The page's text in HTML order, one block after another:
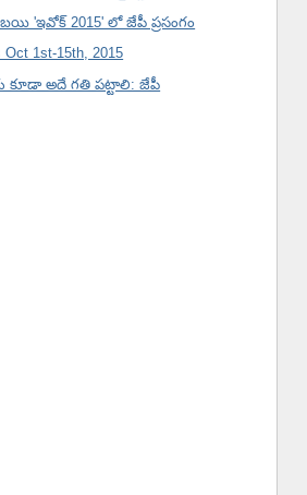
'ఇవోక్ 2015' లో జేపీ ప్రసంగం
Oct 1st-15th, 2015
కూడా అదే గతి పట్టాలి: జేపీ